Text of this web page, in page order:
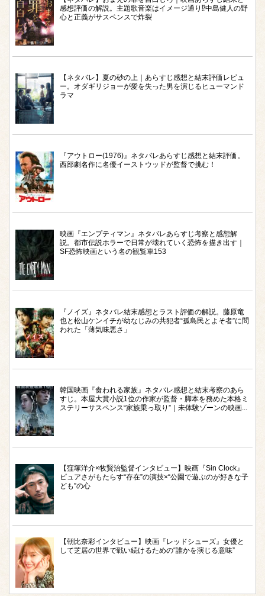
感想評価の解説。主題歌音楽はイメージ通り⁉︎中島健人の野
心と正義がサスペンスで炸裂
【ネタバレ】夏の砂の上｜あらすじ感想と結末評価レビュ
ー。オダギリジョーが愛を失った男を演じるヒューマンド
ラマ
『アウトロー(1976)』ネタバレあらすじ感想と結末評価。
西部劇名作に名優イーストウッドが監督で挑む！
映画『エンプティマン』ネタバレあらすじ考察と感想解
説。都市伝説ホラーで日常が壊れていく恐怖を描き出す｜
SF恐怖映画という名の観覧車153
『ノイズ』ネタバレ結末感想とラスト評価の解説。藤原竜
也と松山ケンイチが幼なじみの共犯者“孤島民とよそ者”に問
われた「薄気味悪さ」
韓国映画『食われる家族』ネタバレ感想と結末考察のあら
すじ。本屋大賞小説1位の作家が監督・脚本を務めた本格ミ
ステリーサスペンス“家族乗っ取り”｜未体験ゾーンの映画...
【窪塚洋介×牧賢治監督インタビュー】映画『Sin Clock』
ピュアさがもたらす“存在”の演技×“公園で遊ぶのが好きな子
ども”の心
【朝比奈彩インタビュー】映画『レッドシューズ』女優と
して芝居の世界で戦い続けるための“誰かを演じる意味”